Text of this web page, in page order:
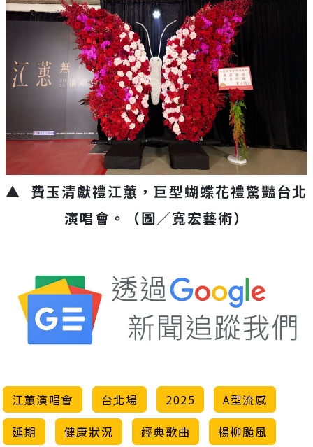
▲ 費玉清獻禮江蕙，巨型蝴蝶花禮驚豔台北
演唱會。（圖／寬宏藝術）
江蕙演唱會 台北場 2025
A型流感
延期
健康狀況 經典歌曲
楊柳颱風